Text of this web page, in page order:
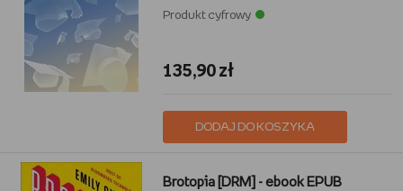
Produkt cyfrowy
135,90 zł
DODAJ DO KOSZYKA
Brotopia [DRM] - ebook EPUB